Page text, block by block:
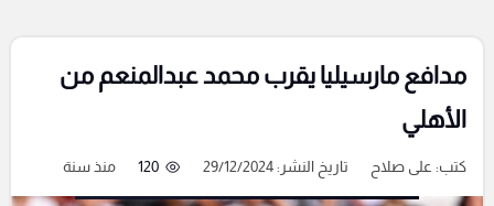
مدافع مارسيليا يقرب محمد عبدالمنعم من
الأهلي
كتب: على صلاح تاريخ النشر: 29/12/2024 120 منذ سنة